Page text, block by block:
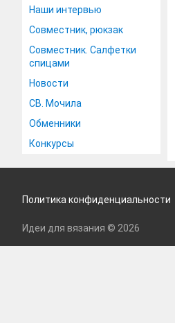
Наши интервью
Совместник, рюкзак
Совместник. Салфетки
спицами
Новости
СВ. Мочила
Обменники
Конкурсы
Политика конфиденциальности
Идеи для вязания © 2026